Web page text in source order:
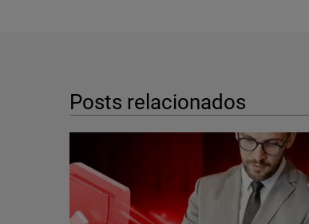
Posts relacionados